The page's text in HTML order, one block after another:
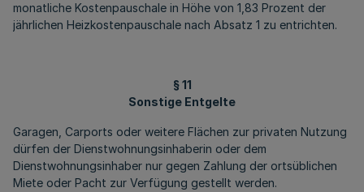
monatliche Kostenpauschale in Höhe von 1,83 Prozent der
jährlichen Heizkostenpauschale nach Absatz 1 zu entrichten.
§ 11
Sonstige Entgelte
Garagen, Carports oder weitere Flächen zur privaten Nutzung
dürfen der Dienstwohnungsinhaberin oder dem
Dienstwohnungsinhaber nur gegen Zahlung der ortsüblichen
Miete oder Pacht zur Verfügung gestellt werden.